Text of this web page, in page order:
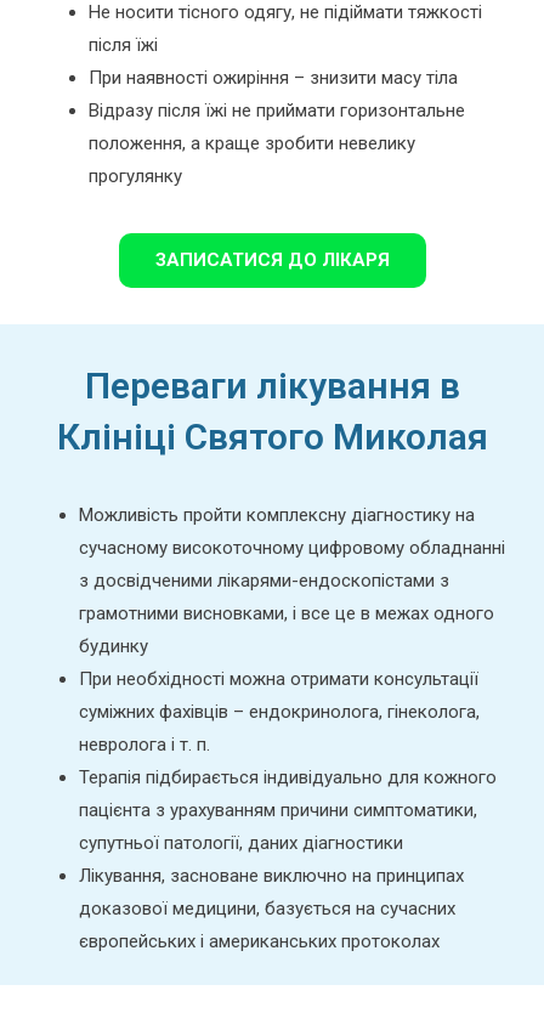
Не носити тісного одягу, не підіймати тяжкості
після їжі
При наявності ожиріння – знизити масу тіла
Відразу після їжі не приймати горизонтальне
положення, а краще зробити невелику
прогулянку
ЗАПИСАТИСЯ ДО ЛІКАРЯ
Переваги лікування в
Клініці Святого Миколая
Можливість пройти комплексну діагностику на
сучасному високоточному цифровому обладнанні
з досвідченими лікарями-ендоскопістами з
грамотними висновками, і все це в межах одного
будинку
При необхідності можна отримати консультації
суміжних фахівців – ендокринолога, гінеколога,
невролога і т. п.
Терапія підбирається індивідуально для кожного
пацієнта з урахуванням причини симптоматики,
супутньої патології, даних діагностики
Лікування, засноване виключно на принципах
доказової медицини, базується на сучасних
європейських і американських протоколах